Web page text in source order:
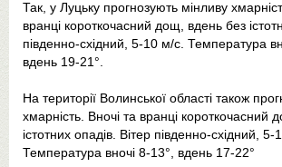
Так, у Луцьку прогнозують мінливу
вранці короткочасний дощ, вдень без
південно-східний, 5-10 м/с. Температура
вдень 19-21°.
На території Волинської області також
хмарність. Вночі та вранці короткочасний
істотних опадів. Вітер південно-східний, 5-
Температура вночі 8-13°, вдень 17-22°